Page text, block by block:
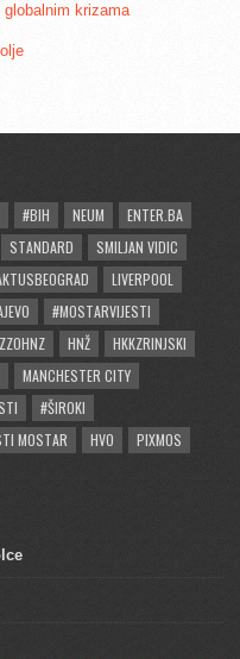
krizama
#BIH NEUM
ENTER.BA
STANDARD
SMILJAN VIDIC
LIVERPOOL
#MOSTARVIJESTI
HNŽ
HKKZRINJSKI
MANCHESTER CITY
#ŠIROKI
MOSTAR HVO
PIXMOS